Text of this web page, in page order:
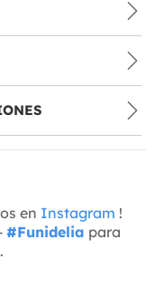
en Instagram !
#Funidelia para